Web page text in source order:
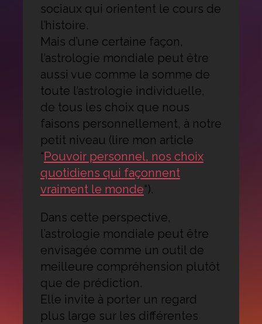
sociaux qui orientent le cours de
l’histoire.
Mais d’une certaine façon,
l’astrologie mondiale peut être
aussi vue comme la somme de
toute l’astrologie individuelle,
de tous les choix que nous
faisons personnellement, à notre
petit niveau (lire mon article
“Pouvoir personnel, nos choix
quotidiens qui façonnent
vraiment le monde“).
Dans cette perspective,
l’astrologie mondiale peut être
envisagée comme un outil de
meilleure compréhension plutôt
que de prédiction.
Elle invite à porter un regard
plus large sur les différentes